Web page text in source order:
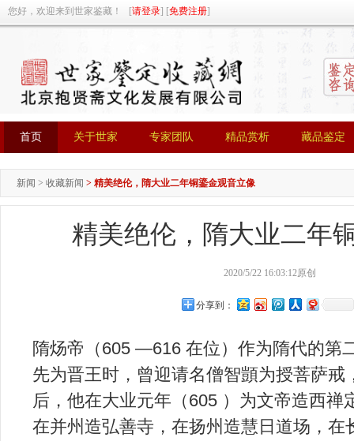
您好，欢迎来到世家鉴藏！ [请登录] [免费注册]
首页
首页
关于世家
关于世家
专家团队
专家团队
精品赏析
精品赏析
藏品鉴定
藏品鉴定
新闻 > 收藏新闻 > 精美绝伦，隋大业二年铜鎏金观音立像
精美绝伦，隋大业二年
2020/5/22 16:03:12原创
分享到：
隋炀帝（605 —616 在位）作为隋代的第
先为晋王时，曾迎请名僧智顗为授菩萨戒
后，他在大业元年（605 ）为文帝造西禅
在并州造弘善寺，在扬州造慧日道场，在